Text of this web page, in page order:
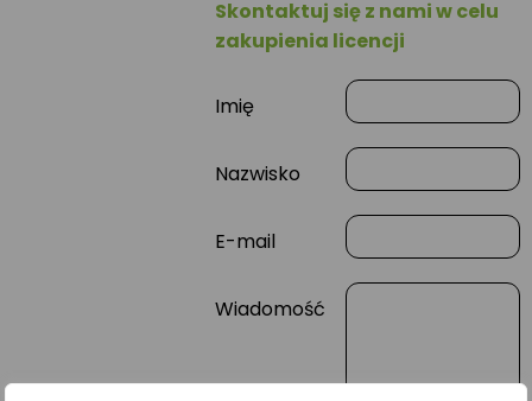
Skontaktuj się z nami w celu
zakupienia licencji
Imię
Nazwisko
E-mail
Wiadomość